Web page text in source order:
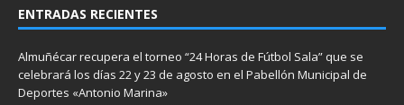
ENTRADAS RECIENTES
Almuñécar recupera el torneo “24 Horas de Fútbol Sala” que se
celebrará los días 22 y 23 de agosto en el Pabellón Municipal de
Deportes «Antonio Marina»